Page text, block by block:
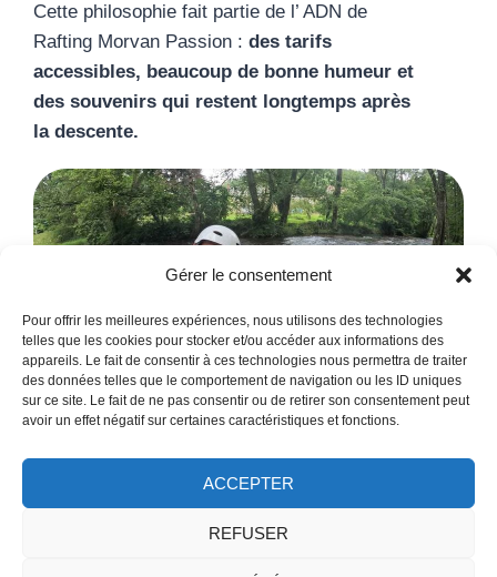
Gérer le consentement
Pour offrir les meilleures expériences, nous utilisons des technologies
telles que les cookies pour stocker et/ou accéder aux informations des
appareils. Le fait de consentir à ces technologies nous permettra de traiter
des données telles que le comportement de navigation ou les ID uniques
sur ce site. Le fait de ne pas consentir ou de retirer son consentement peut
avoir un effet négatif sur certaines caractéristiques et fonctions.
ACCEPTER
REFUSER
Cette philosophie fait partie de l’ ADN de
Rafting Morvan Passion : des tarifs
accessibles, beaucoup de bonne humeur et
des souvenirs qui restent longtemps après
la descente.
© 2026 rafting-morvan-passion